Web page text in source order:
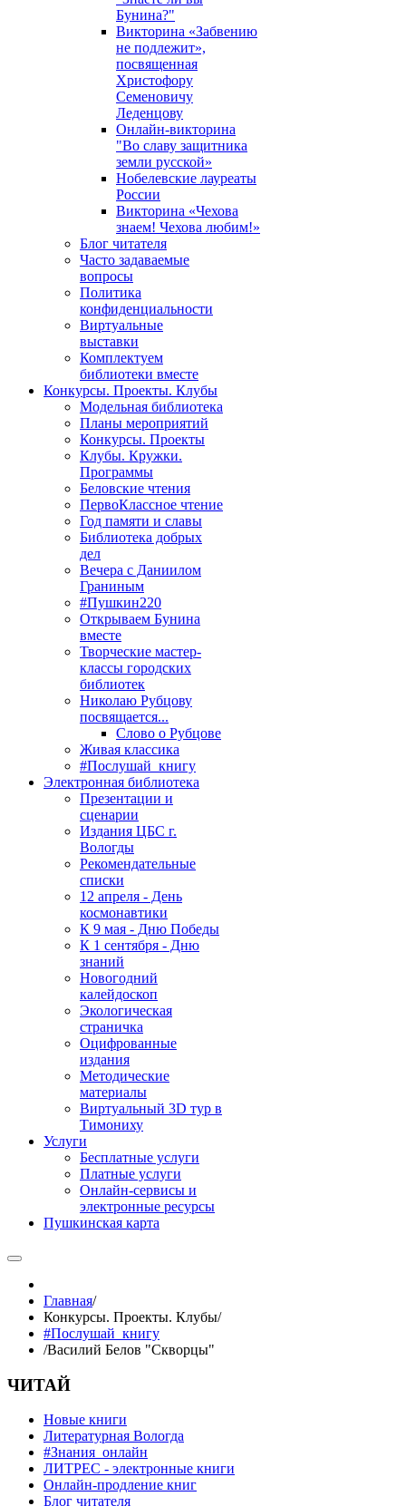
Бунина?"
Викторина «Забвению
не подлежит»,
посвященная
Христофору
Семеновичу
Леденцову
Онлайн-викторина
"Во славу защитника
земли русской»
Нобелевские лауреаты
России
Викторина «Чехова
знаем! Чехова любим!»
Блог читателя
Часто задаваемые
вопросы
Политика
конфиденциальности
Виртуальные
выставки
Комплектуем
библиотеки вместе
Конкурсы. Проекты. Клубы
Модельная библиотека
Планы мероприятий
Конкурсы. Проекты
Клубы. Кружки.
Программы
Беловские чтения
ПервоКлассное чтение
Год памяти и славы
Библиотека добрых
дел
Вечера с Даниилом
Граниным
#Пушкин220
Открываем Бунина
вместе
Творческие мастер-
классы городских
библиотек
Николаю Рубцову
посвящается...
Слово о Рубцове
Живая классика
#Послушай_книгу
Электронная библиотека
Презентации и
сценарии
Издания ЦБС г.
Вологды
Рекомендательные
списки
12 апреля - День
космонавтики
К 9 мая - Дню Победы
К 1 сентября - Дню
знаний
Новогодний
калейдоскоп
Экологическая
страничка
Оцифрованные
издания
Методические
материалы
Виртуальный 3D тур в
Тимониху
Услуги
Бесплатные услуги
Платные услуги
Онлайн-сервисы и
электронные ресурсы
Пушкинская карта
Главная/
Конкурсы. Проекты. Клубы/
#Послушай_книгу
/Василий Белов "Скворцы"
ЧИТАЙ
Новые книги
Литературная Вологда
#Знания_онлайн
ЛИТРЕС - электронные книги
Онлайн-продление книг
Блог читателя